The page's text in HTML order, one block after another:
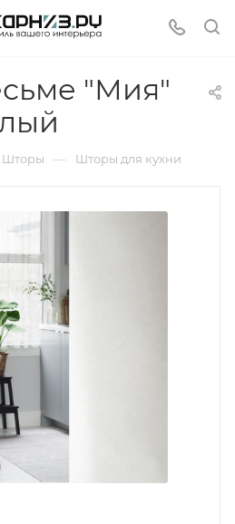
"Мия"
Шторы — Шторы для кухни